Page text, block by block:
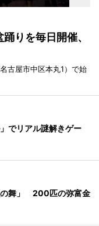
りを毎日開催、
古屋市中区本丸1）で始
でリアル謎解きゲー
の舞」 200匹の弥富金